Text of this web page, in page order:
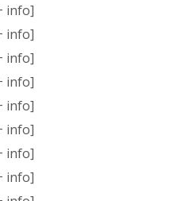
info]
info]
info]
info]
info]
info]
info]
info]